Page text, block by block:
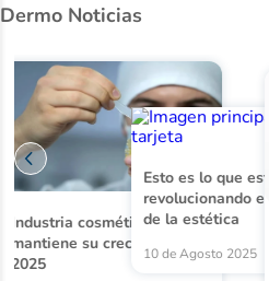
Dermo Noticias
Industria cosmética
mantiene su crecimiento en
2025
10 de Agosto 2025
Esto es lo que está
revolucionando el
de la estética